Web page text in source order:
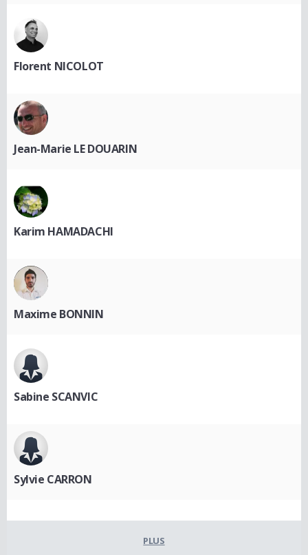
Florent NICOLOT
Jean-Marie LE DOUARIN
Karim HAMADACHI
Maxime BONNIN
Sabine SCANVIC
Sylvie CARRON
PLUS